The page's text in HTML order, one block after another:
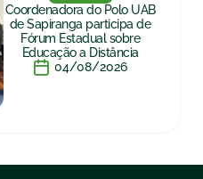
Coordenadora do Polo UAB
de Sapiranga participa de
Fórum Estadual sobre
Educação a Distância
04/08/2026